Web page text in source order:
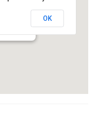
Barcelona
OK